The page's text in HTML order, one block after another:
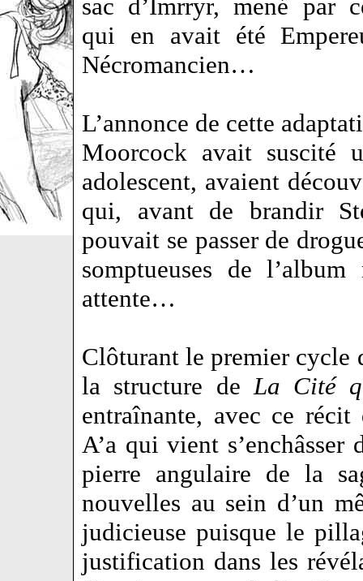
sac d’Imrryr, mené par
qui en avait été
Nécromancien…
L’annonce de cette
Moorcock avait suscité
adolescent, avaient
qui, avant de brandir
pouvait se passer de
somptueuses de
attente…
Clôturant le premier cycle
la structure deLa Cité
entraînante, avec ce récit
A’a qui vient
pierre angulaire de la
nouvelles au sein d’un
judicieuse puisque le
justification dans les